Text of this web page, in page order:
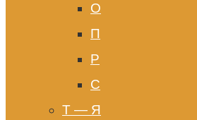
О
П
Р
С
Т — Я